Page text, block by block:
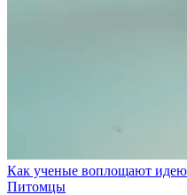
Как ученые воплощают идею
Питомцы